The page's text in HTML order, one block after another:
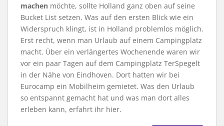
machen möchte, sollte Holland ganz oben auf seine
Bucket List setzen. Was auf den ersten Blick wie ein
Widerspruch klingt, ist in Holland problemlos möglich.
Erst recht, wenn man Urlaub auf einem Campingplatz
macht. Über ein verlängertes Wochenende waren wir
vor ein paar Tagen auf dem Campingplatz TerSpegelt
in der Nähe von Eindhoven. Dort hatten wir bei
Eurocamp ein Mobilheim gemietet. Was den Urlaub
so entspannt gemacht hat und was man dort alles
erleben kann, erfahrt ihr hier.